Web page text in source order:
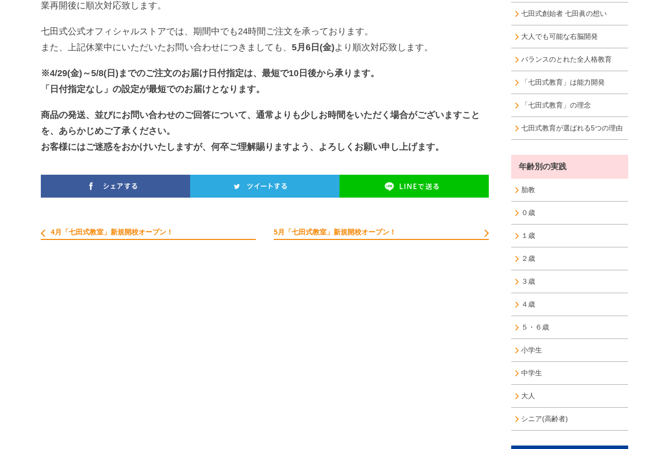
業再開後に順次対応致します。
七田式公式オフィシャルストアでは、期間中でも24時間ご注文を承っております。
また、上記休業中にいただいたお問い合わせにつきましても、 5月6日(金)より順次対応致します。
※4/29(金)～5/8(日)までのご注文のお届け日付指定は、最短で10日後から承ります。
「日付指定なし」の設定が最短でのお届けとなります。
商品の発送、並びにお問い合わせのご回答について、通常よりも少しお時間をいただく場合がございますこと
を、あらかじめご了承ください。
お客様にはご迷惑をおかけいたしますが、何卒ご理解賜りますよう、よろしくお願い申し上げます。
4月「七田式教室」新規開校オープン！ 5月「七田式教室」新規開校オープン！
七田式創始者 七田眞の想い
大人でも可能な右脳開発
バランスのとれた全人格教育
「七田式教育」は能力開発
「七田式教育」の理念
七田式教育が選ばれる5つの理由
年齢別の実践
胎教
０歳
１歳
２歳
３歳
４歳
５・６歳
小学生
中学生
大人
シニア(高齢者)